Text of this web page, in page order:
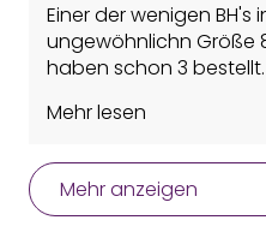
Einer der wenigen BH's
ungewöhnlichn Größe
haben schon 3
Vorteile: Bequem
Mehr lesen
Mehr anzeigen